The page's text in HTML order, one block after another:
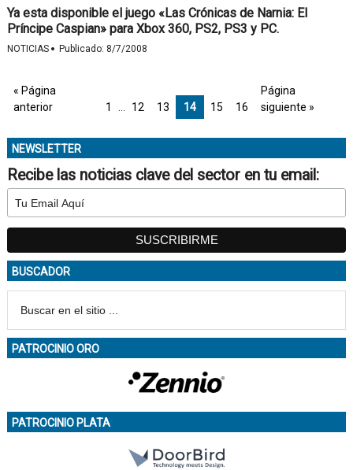
Ya esta disponible el juego «Las Crónicas de Narnia: El
Príncipe Caspian» para Xbox 360, PS2, PS3 y PC.
NOTICIAS · Publicado: 8/7/2008
« Página
anterior
1 12 13 14 15 16
Página
siguiente »
NEWSLETTER
Recibe las noticias clave del sector en tu email:
BUSCADOR
PATROCINIO ORO
PATROCINIO PLATA